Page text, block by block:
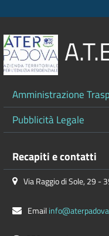
Amministrazione
Pubblicità Legale
Recapiti e contatti
Via Raggio di Sole, 29 -
Email